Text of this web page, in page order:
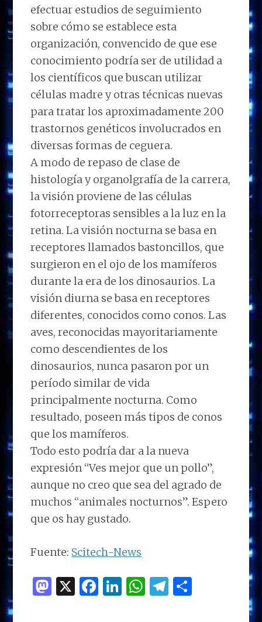
efectuar estudios de seguimiento
sobre cómo se establece esta
organización, convencido de que ese
conocimiento podría ser de utilidad a
los científicos que buscan utilizar
células madre y otras técnicas nuevas
para tratar los aproximadamente 200
trastornos genéticos involucrados en
diversas formas de ceguera.
A modo de repaso de clase de
histología y organolgrafía de la carrera,
la visión proviene de las células
fotorreceptoras sensibles a la luz en la
retina. La visión nocturna se basa en
receptores llamados bastoncillos, que
surgieron en el ojo de los mamíferos
durante la era de los dinosaurios. La
visión diurna se basa en receptores
diferentes, conocidos como conos. Las
aves, reconocidas mayoritariamente
como descendientes de los
dinosaurios, nunca pasaron por un
período similar de vida
principalmente nocturna. Como
resultado, poseen más tipos de conos
que los mamíferos.
Todo esto podría dar a la nueva
expresión “Ves mejor que un pollo”,
aunque no creo que sea del agrado de
muchos “animales nocturnos”. Espero
que os hay gustado.
Fuente: Scitech-News
M X F
Li W T